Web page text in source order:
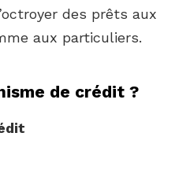
des prêts aux
aux particuliers.
de crédit ?